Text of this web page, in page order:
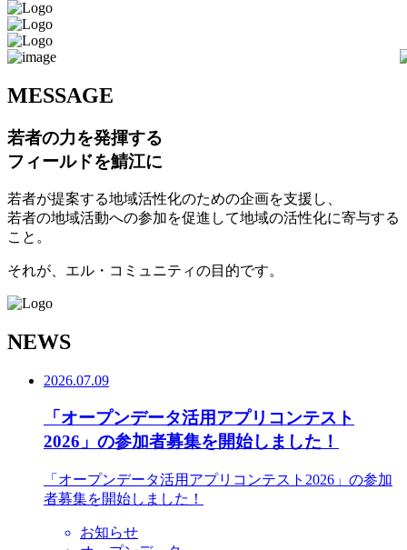
MESSAGE
若者の力を発揮する
フィールドを鯖江に
若者が提案する地域活性化のための企画を支援し、
若者の地域活動への参加を促進して地域の活性化に寄与する
こと。
それが、エル・コミュニティの目的です。
NEWS
2026.07.09
「オープンデータ活用アプリコンテスト
2026」の参加者募集を開始しました！
「オープンデータ活用アプリコンテスト2026」の参加
者募集を開始しました！
お知らせ